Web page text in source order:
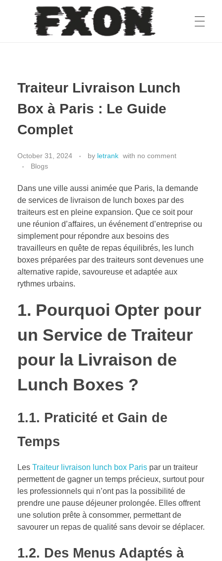
fxon
Traiteur Livraison Lunch
Box à Paris : Le Guide
Complet
October 31, 2024 by letrank with no comment
Blogs
Dans une ville aussi animée que Paris, la demande
de services de livraison de lunch boxes par des
traiteurs est en pleine expansion. Que ce soit pour
une réunion d’affaires, un événement d’entreprise ou
simplement pour répondre aux besoins des
travailleurs en quête de repas équilibrés, les lunch
boxes préparées par des traiteurs sont devenues une
alternative rapide, savoureuse et adaptée aux
rythmes urbains.
1. Pourquoi Opter pour
un Service de Traiteur
pour la Livraison de
Lunch Boxes ?
1.1. Praticité et Gain de
Temps
Les Traiteur livraison lunch box Paris par un traiteur
permettent de gagner un temps précieux, surtout pour
les professionnels qui n’ont pas la possibilité de
prendre une pause déjeuner prolongée. Elles offrent
une solution prête à consommer, permettant de
savourer un repas de qualité sans devoir se déplacer.
1.2. Des Menus Adaptés à